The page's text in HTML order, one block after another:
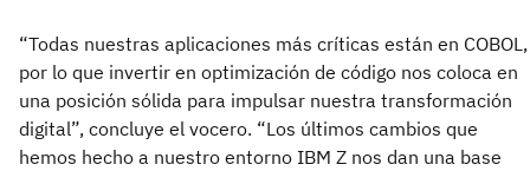
“Todas nuestras aplicaciones más críticas están en COBOL,
por lo que invertir en optimización de código nos coloca en
una posición sólida para impulsar nuestra transformación
digital”, concluye el vocero. “Los últimos cambios que
hemos hecho a nuestro entorno IBM Z nos dan una base